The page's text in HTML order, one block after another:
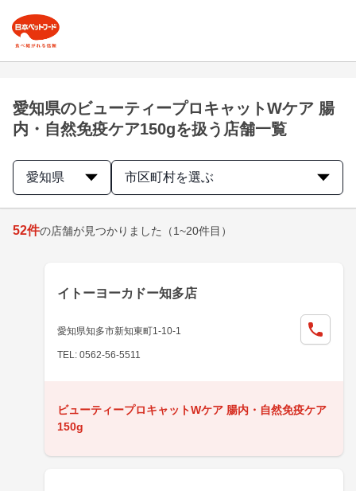
愛知県のビューティープロキャットWケア 腸
内・自然免疫ケア150gを扱う店舗一覧
愛知県 市区町村を選ぶ
52件の店舗が見つかりました （1~20件目）
イトーヨーカドー知多店
愛知県知多市新知東町1-10-1
TEL: 0562-56-5511
ビューティープロキャットWケア 腸内・自然免疫ケア
150g